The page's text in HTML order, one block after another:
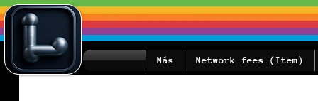
Network fees (Item)
Más